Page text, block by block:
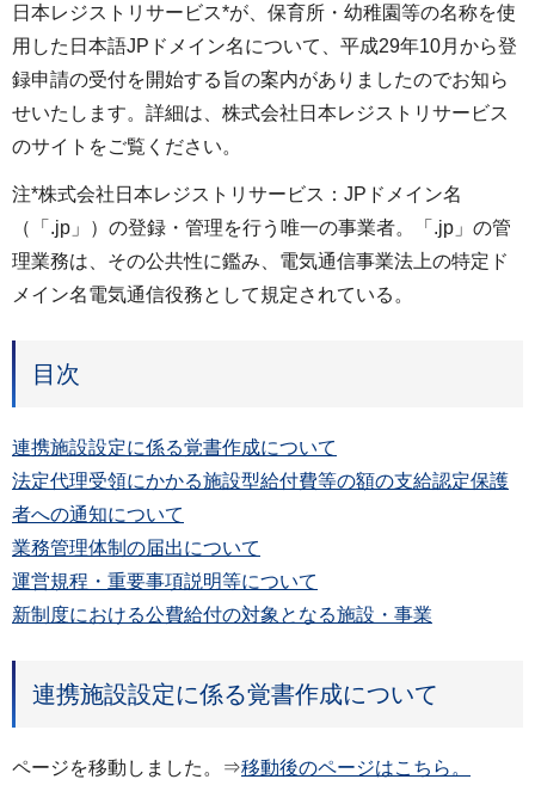
日本レジストリサービス*が、保育所・幼稚園等の名称を使
用した日本語JPドメイン名について、平成29年10月から登
録申請の受付を開始する旨の案内がありましたのでお知ら
せいたします。詳細は、株式会社日本レジストリサービス
のサイトをご覧ください。
注*株式会社日本レジストリサービス：JPドメイン名
（「.jp」）の登録・管理を行う唯一の事業者。「.jp」の管
理業務は、その公共性に鑑み、電気通信事業法上の特定ド
メイン名電気通信役務として規定されている。
目次
連携施設設定に係る覚書作成について
法定代理受領にかかる施設型給付費等の額の支給認定保護
者への通知について
業務管理体制の届出について
運営規程・重要事項説明等について
新制度における公費給付の対象となる施設・事業
連携施設設定に係る覚書作成について
ページを移動しました。⇒移動後のページはこちら。